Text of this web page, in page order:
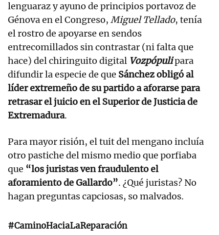
lenguaraz y ayuno de principios portavoz de
Génova en el Congreso, Miguel Tellado, tenía
el rostro de apoyarse en sendos
entrecomillados sin contrastar (ni falta que
hace) del chiringuito digital Vozpópulipara
difundir la especie de que Sánchez obligó al
líder extremeño de su partido a aforarse para
retrasar el juicio en el Superior de Justicia de
Extremadura.
Para mayor risión, el tuit del mengano incluía
otro pastiche del mismo medio que porfiaba
que “los juristas ven fraudulento el
aforamiento de Gallardo”. ¿Qué juristas? No
hagan preguntas capciosas, so malvados.
#CaminoHaciaLaReparación